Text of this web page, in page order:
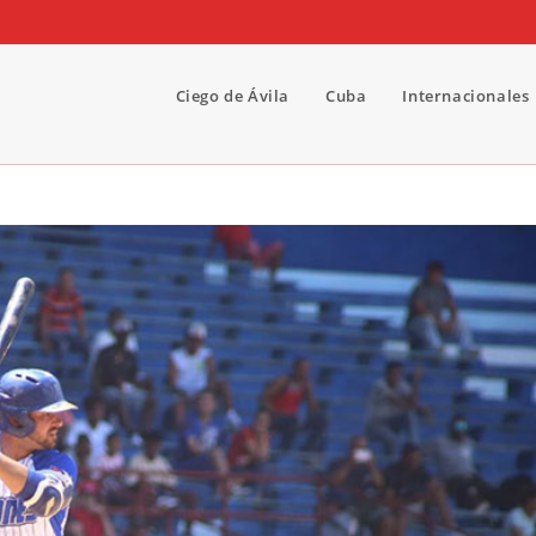
Ciego de Ávila Cuba Internacionales